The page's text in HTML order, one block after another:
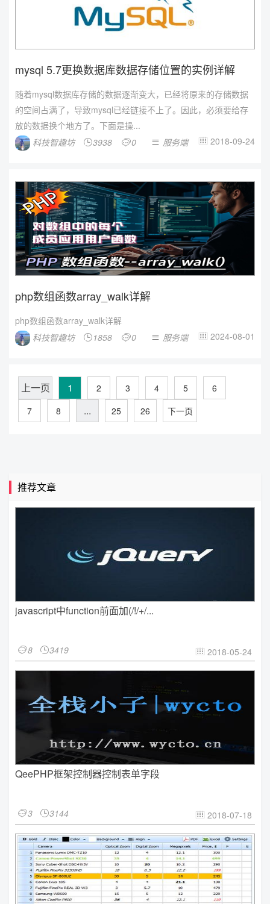
mysql 5.7更换数据库数据存储位置的实例详解
随着mysql数据库存储的数据逐渐变大，已经将原来的存储数据
的空间占满了，导致mysql已经链接不上了。因此，必须要给存
放的数据换个地方了。下面是操...
科技智趣坊
3938 0  服务端  2018-09-24
php数组函数array_walk详解
php数组函数array_walk详解
科技智趣坊
1858 0  服务端  2024-08-01
上一页 1 2 3 4 5
6
7
8 ... 25 26 下一页
推荐文章
javascript中function前面加(/!/+/...
8 3419  2018-05-24
QeePHP框架控制器控制表单字段
3 3144  2018-07-18